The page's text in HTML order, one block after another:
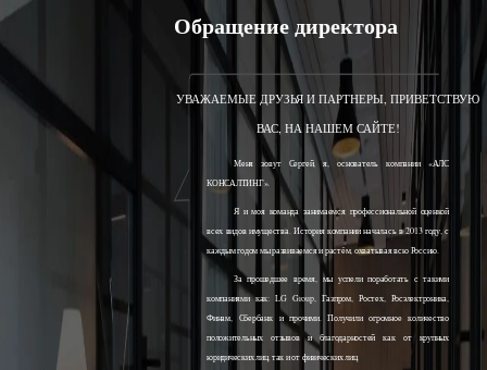
Обращение директора
УВАЖАЕМЫЕ ДРУЗЬЯ И ПАРТНЕРЫ, ПРИВЕТСТВУЮ
ВАС, НА НАШЕМ САЙТЕ!
Меня зовут Сергей, я, основатель компании «АЛС
КОНСАЛТИНГ».
Я и моя команда занимаемся профессиональной оценкой
всех видов имущества. История компании началась в 2013 году, с
каждым годом мы развиваемся и растём, охватывая всю Россию.
За прошедшее время, мы успели поработать с такими
компаниями как: LG Group, Газпром, Ростех, Росэлектроника,
Финам, Сбербанк и прочими. Получили огромное количество
положительных отзывов и благодарностей как от крупных
юридических лиц, так и от физических лиц.